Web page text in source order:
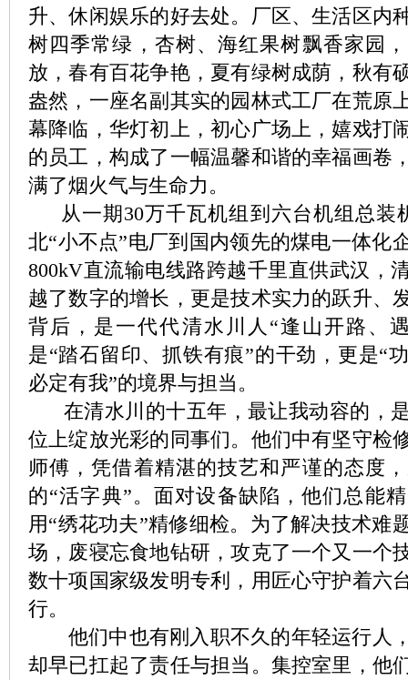
升、休闲娱乐的好去处。厂区、生活区内
树四季常绿，杏树、海红果树飘香家园
放，春有百花争艳，夏有绿树成荫，秋有
盎然，一座名副其实的园林式工厂在荒原
幕降临，华灯初上，初心广场上，嬉戏打
的员工，构成了一幅温馨和谐的幸福画卷
满了烟火气与生命力。
从一期30万千瓦机组到六台机组总装
北“小不点”电厂到国内领先的煤电一体化
800kV直流输电线路跨越千里直供武汉，
越了数字的增长，更是技术实力的跃升、
背后，是一代代清水川人“逢山开路、
是“踏石留印、抓铁有痕”的干劲，更是“
必定有我”的境界与担当。
在清水川的十五年，最让我动容的，
位上绽放光彩的同事们。他们中有坚守检
师傅，凭借着精湛的技艺和严谨的态度
的“活字典”。面对设备缺陷，他们总能
用“绣花功夫”精修细检。为了解决技术难
场，废寝忘食地钻研，攻克了一个又一个
数十项国家级发明专利，用匠心守护着六
行。
他们中也有刚入职不久的年轻运行人
却早已扛起了责任与担当。集控室里，他